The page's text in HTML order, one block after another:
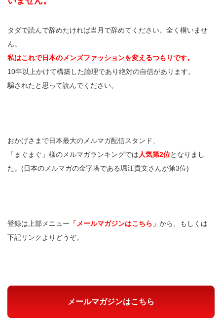
タダで読んで辞めたければ当月で辞めてください。全く構いませ
ん。
私はこれで日本のメンズファッションを変えるつもりです。
10年以上かけて構築した論理であり絶対の自信があります。
騙されたと思って読んでください。
おかげさまで日本最大のメルマガ配信スタンド、
「まぐまぐ」様のメルマガランキングでは 人気第2位となりまし
た。(日本のメルマガの金字塔である堀江貴文さんが第3位)
登録は上部メニュー 「メールマガジンはこちら」 から、もしくは
下記リンクよりどうぞ。
メールマガジンはこちら